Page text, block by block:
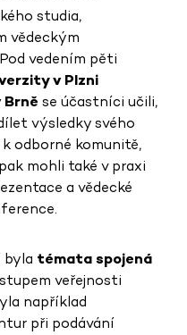
studia,
vědeckým
vedením pěti
v Plzni
se účastníci učili,
výsledky svého
odborné komunitě,
mohli také v praxi
a vědecké
byla témata spojená
veřejnosti
například
při podávání